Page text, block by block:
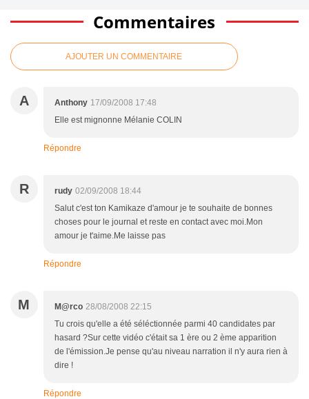
Commentaires
AJOUTER UN COMMENTAIRE
A Anthony 17/09/2008 17:48
Elle est mignonne Mélanie COLIN
Répondre
R rudy 02/09/2008 18:44
Salut c'est ton Kamikaze d'amour je te souhaite de bonnes
choses pour le journal et reste en contact avec moi.Mon
amour je t'aime.Me laisse pas
Répondre
M M@rco 28/08/2008 22:15
Tu crois qu'elle a été séléctionnée parmi 40 candidates par
hasard ?Sur cette vidéo c'était sa 1 ère ou 2 ème apparition
de l'émission.Je pense qu'au niveau narration il n'y aura rien à
dire !
Répondre